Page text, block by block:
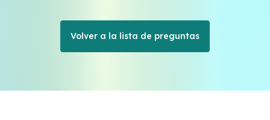
Volver a la lista de preguntas